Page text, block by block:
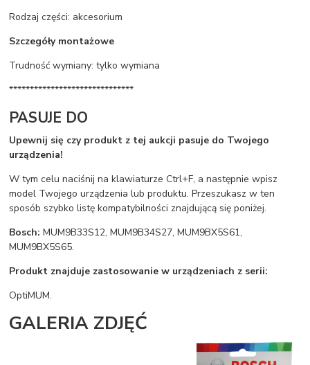
Rodzaj części: akcesorium
Szczegóły montażowe
Trudność wymiany: tylko wymiana
******************************
PASUJE DO
Upewnij się czy produkt z tej aukcji pasuje do Twojego
urządzenia!
W tym celu naciśnij na klawiaturze Ctrl+F, a następnie wpisz
model Twojego urządzenia lub produktu. Przeszukasz w ten
sposób szybko listę kompatybilności znajdującą się poniżej.
Bosch: MUM9B33S12, MUM9B34S27, MUM9BX5S61,
MUM9BX5S65.
Produkt znajduje zastosowanie w urządzeniach z serii:
OptiMUM.
GALERIA ZDJĘĆ